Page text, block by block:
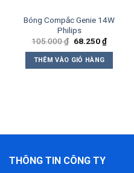
Bóng Compắc Genie 14W
Philips
105.000₫ Giá
là:
105.000 ₫.
68.250₫Giá
hiện
68.250
THÊM VÀO GIỎ HÀNG
THÔNG TIN CÔNG TY